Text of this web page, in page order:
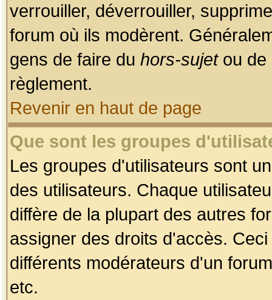
verrouiller, déverrouiller,
forum où ils modèrent.
gens de faire du hors-sujetou de
règlement.
Revenir en haut de page
Que sont les groupes
Les groupes d'utilisateurs sont
des utilisateurs. Chaque
diffère de la plupart des autres
assigner des droits d'accès.
différents modérateurs d'un
etc.